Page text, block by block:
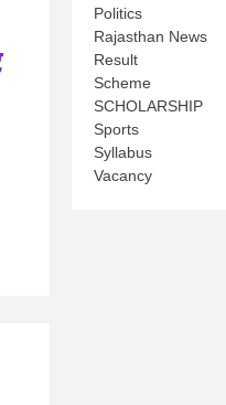
Politics
Rajasthan News
Result
Scheme
SCHOLARSHIP
Sports
Syllabus
Vacancy